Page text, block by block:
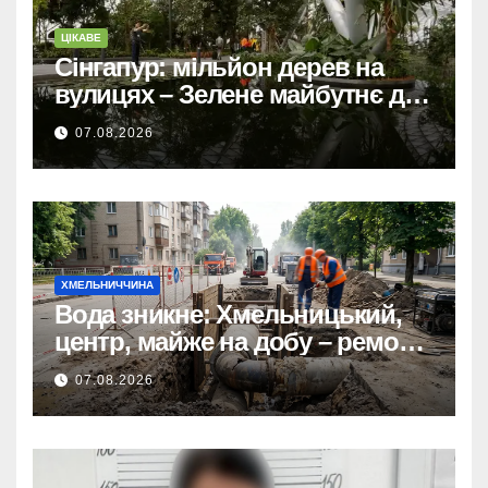
ЦІКАВЕ
Сінгапур: мільйон дерев на
вулицях – Зелене майбутнє для
міста-держави.
07.08.2026
ХМЕЛЬНИЧЧИНА
Вода зникне: Хмельницький,
центр, майже на добу – ремонт
мереж.
07.08.2026